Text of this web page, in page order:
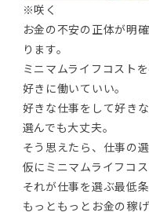
※咲く
お金の不安の正体が明
ります。
ミニマムライフコスト
好きに働いていい。
好きな仕事をして好き
選んでも大丈夫。
そう思えたら、仕事の
仮にミニマムライフコ
それが仕事を選ぶ最低
もっともっとお金の稼